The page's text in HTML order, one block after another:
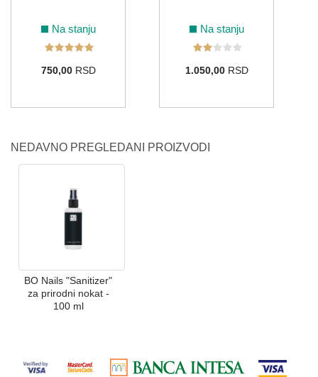
Na stanju
750,00RSD
Na stanju
1.050,00RSD
NEDAVNO PREGLEDANI PROIZVODI
BO Nails "Sanitizer"
za prirodni nokat -
100 ml